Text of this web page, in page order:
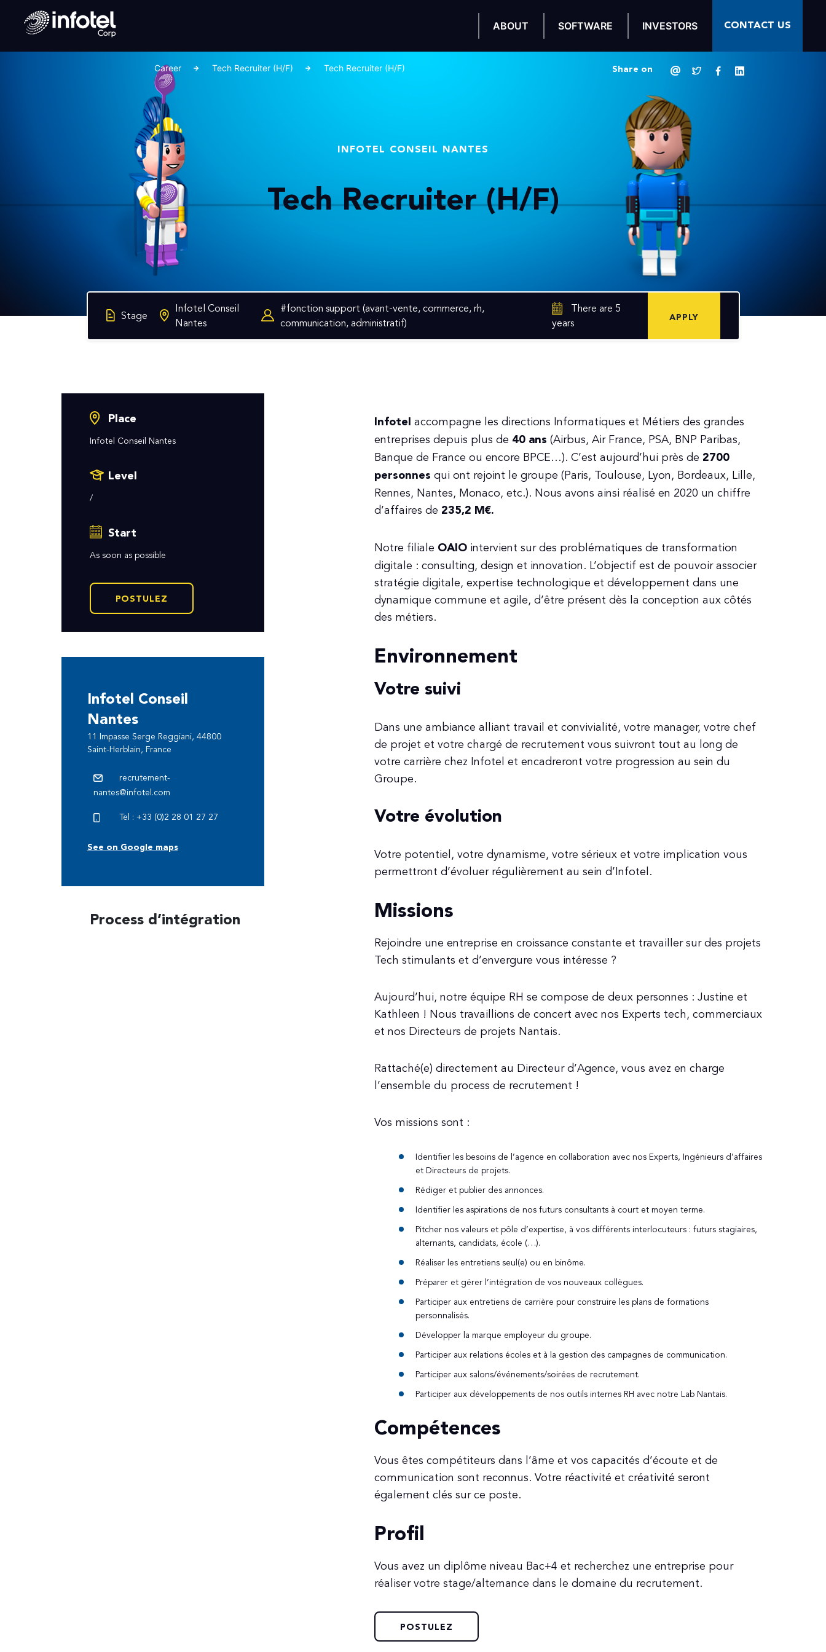
ABOUT SOFTWARE INVESTORS CONTACT US
Career Tech Recruiter (H/F) Tech Recruiter (H/F) Share on
INFOTEL CONSEIL NANTES
Tech Recruiter (H/F)
Stage
Infotel Conseil
Nantes
#fonction support (avant-vente, commerce, rh,
communication, administratif)
There are 5
years
APPLY
Place
Infotel Conseil Nantes
Level
/
Start
As soon as possible
POSTULEZ
Infotel Conseil
Nantes
11 Impasse Serge Reggiani, 44800
Saint-Herblain, France
recrutement-
nantes@infotel.com
Tel : +33 (0)2 28 01 27 27
See on Google maps
Process d’intégration
Infotelaccompagne les directions Informatiques et Métiers des grandes
entreprises depuis plus de 40 ans (Airbus, Air France, PSA, BNP Paribas,
Banque de France ou encore BPCE…). C’est aujourd’hui près de 2700
personnes qui ont rejoint le groupe (Paris, Toulouse, Lyon, Bordeaux, Lille,
Rennes, Nantes, Monaco, etc.). Nous avons ainsi réalisé en 2020 un chiffre
d’affaires de 235,2 M€.
Notre filiale OAIO intervient sur des problématiques de transformation
digitale : consulting, design et innovation. L’objectif est de pouvoir associer
stratégie digitale, expertise technologique et développement dans une
dynamique commune et agile, d’être présent dès la conception aux côtés
des métiers.
Environnement
Votre suivi
Dans une ambiance alliant travail et convivialité, votre manager, votre chef
de projet et votre chargé de recrutement vous suivront tout au long de
votre carrière chez Infotel et encadreront votre progression au sein du
Groupe.
Votre évolution
Votre potentiel, votre dynamisme, votre sérieux et votre implication vous
permettront d’évoluer régulièrement au sein d’Infotel.
Missions
Rejoindre une entreprise en croissance constante et travailler sur des projets
Tech stimulants et d’envergure vous intéresse ?
Aujourd’hui, notre équipe RH se compose de deux personnes : Justine et
Kathleen ! Nous travaillions de concert avec nos Experts tech, commerciaux
et nos Directeurs de projets Nantais.
Rattaché(e) directement au Directeur d’Agence, vous avez en charge
l’ensemble du process de recrutement !
Vos missions sont :
Identifier les besoins de l’agence en collaboration avec nos Experts, Ingénieurs d’affaires
et Directeurs de projets.
Rédiger et publier des annonces.
Identifier les aspirations de nos futurs consultants à court et moyen terme.
Pitcher nos valeurs et pôle d’expertise, à vos différents interlocuteurs : futurs stagiaires,
alternants, candidats, école (…).
Réaliser les entretiens seul(e) ou en binôme.
Préparer et gérer l’intégration de vos nouveaux collègues.
Participer aux entretiens de carrière pour construire les plans de formations
personnalisés.
Développer la marque employeur du groupe.
Participer aux relations écoles et à la gestion des campagnes de communication.
Participer aux salons/événements/soirées de recrutement.
Participer aux développements de nos outils internes RH avec notre Lab Nantais.
Compétences
Vous êtes compétiteurs dans l’âme et vos capacités d’écoute et de
communication sont reconnus. Votre réactivité et créativité seront
également clés sur ce poste.
Profil
Vous avez un diplôme niveau Bac+4 et recherchez une entreprise pour
réaliser votre stage/alternance dans le domaine du recrutement.
POSTULEZ